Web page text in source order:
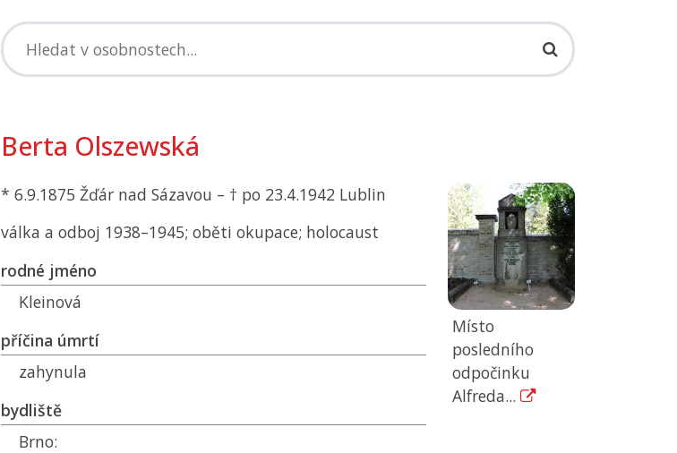
Berta Olszewská
* 6.9.1875 Žďár nad Sázavou – † po 23.4.1942 Lublin
válka a odboj 1938–1945; oběti okupace; holocaust
rodné jméno
Kleinová
příčina úmrtí
zahynula
bydliště
Brno:
Místo
posledního
odpočinku
Alfreda...